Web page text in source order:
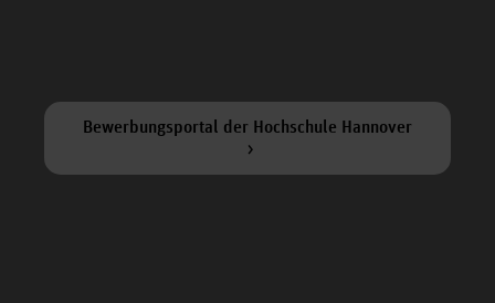
Bewerbungsportal der Hochschule Hannover